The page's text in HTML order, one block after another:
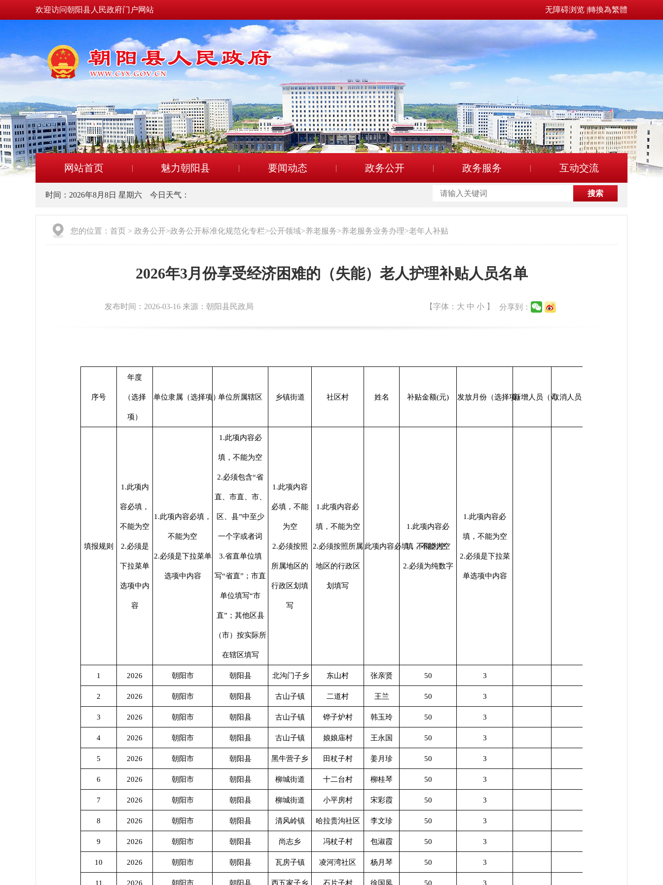
欢迎访问朝阳县人民政府门户网站 无障碍浏览 |轉換為繁體
网站首页 魅力朝阳县 要闻动态 政务公开 政务服务 互动交流
时间： 2026年8月8日 星期六 今日天气：
您的位置： 首页 > 政务公开>政务公开标准化规范化专栏>公开领域>养老服务>养老服务业务办理>老年人补贴
2026年3月份享受经济困难的（失能）老人护理补贴人员名单
发布时间：2026-03-16 来源：朝阳县民政局 【字体： 大 中 小 】 分享到：
序号
年度
（选择
项）
单位隶属（选择项）单位所属辖区 乡镇街道 社区村 姓名 补贴金额(元) 发放月份（选择项）新增人员（√）取消人员（注明原因）
填报规则
1.此项内
容必填，
不能为空
2.必须是
下拉菜单
选项中内
容
1.此项内容必填，
不能为空
2.必须是下拉菜单
选项中内容
1.此项内容必
填，不能为空
2.必须包含“省
直、市直、市、
区、县”中至少
一个字或者词
3.省直单位填
写“省直”；市直
单位填写“市
直”；其他区县
（市）按实际所
在辖区填写
1.此项内容
必填，不能
为空
2.必须按照
所属地区的
行政区划填
写
1.此项内容必
填，不能为空
2.必须按照所属
地区的行政区
划填写
此项内容必填，不能为空
1.此项内容必
填，不能为空
2.必须为纯数字
1.此项内容必
填，不能为空
2.必须是下拉菜
单选项中内容
1 2026 朝阳市 朝阳县 北沟门子乡 东山村 张亲贤 50 3
2 2026 朝阳市 朝阳县 古山子镇 二道村 王兰 50 3
3 2026 朝阳市 朝阳县 古山子镇 铧子炉村 韩玉玲 50 3
4 2026 朝阳市 朝阳县 古山子镇 娘娘庙村 王永国 50 3
5 2026 朝阳市 朝阳县 黑牛营子乡 田杖子村 姜月珍 50 3
6 2026 朝阳市 朝阳县 柳城街道 十二台村 柳桂琴 50 3
7 2026 朝阳市 朝阳县 柳城街道 小平房村 宋彩霞 50 3
8 2026 朝阳市 朝阳县 清风岭镇 哈拉贵沟社区 李文珍 50 3
9 2026 朝阳市 朝阳县 尚志乡 冯杖子村 包淑霞 50 3
10 2026 朝阳市 朝阳县 瓦房子镇 凌河湾社区 杨月琴 50 3
11 2026 朝阳市 朝阳县 西五家子乡 石片子村 徐国凤 50 3